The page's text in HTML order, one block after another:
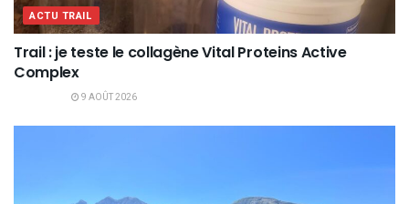
ACTU TRAIL
Trail : je teste le collagène Vital Proteins Active
Complex
9 AOÛT 2026